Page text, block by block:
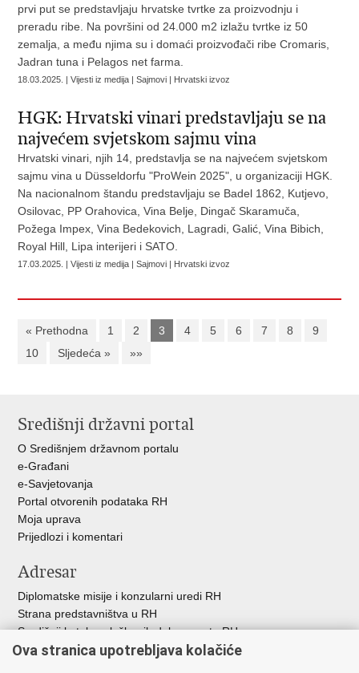
prvi put se predstavljaju hrvatske tvrtke za proizvodnju i
preradu ribe. Na površini od 24.000 m2 izlažu tvrtke iz 50
zemalja, a među njima su i domaći proizvođači ribe Cromaris,
Jadran tuna i Pelagos net farma.
18.03.2025. | Vijesti iz medija | Sajmovi | Hrvatski izvoz
HGK: Hrvatski vinari predstavljaju se na
najvećem svjetskom sajmu vina
Hrvatski vinari, njih 14, predstavlja se na najvećem svjetskom
sajmu vina u Düsseldorfu "ProWein 2025", u organizaciji HGK.
Na nacionalnom štandu predstavljaju se Badel 1862, Kutjevo,
Osilovac, PP Orahovica, Vina Belje, Dingač Skaramuča,
Požega Impex, Vina Bedekovich, Lagradi, Galić, Vina Bibich,
Royal Hill, Lipa interijeri i SATO.
17.03.2025. | Vijesti iz medija | Sajmovi | Hrvatski izvoz
« Prethodna 1 2 3 4 5 6 7 8
9
10
Sljedeća » »»
Središnji državni portal
O Središnjem državnom portalu
e-Građani
e-Savjetovanja
Portal otvorenih podataka RH
Moja uprava
Prijedlozi i komentari
Adresar
Diplomatske misije i konzularni uredi RH
Strana predstavništva u RH
Središnji katalog službenih dokumenata RH
Adresar tijela javne vlasti
Ova stranica upotrebljava kolačiće